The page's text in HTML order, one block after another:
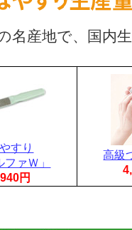
名産地で、国内
すり
ファＷ」
円
高級